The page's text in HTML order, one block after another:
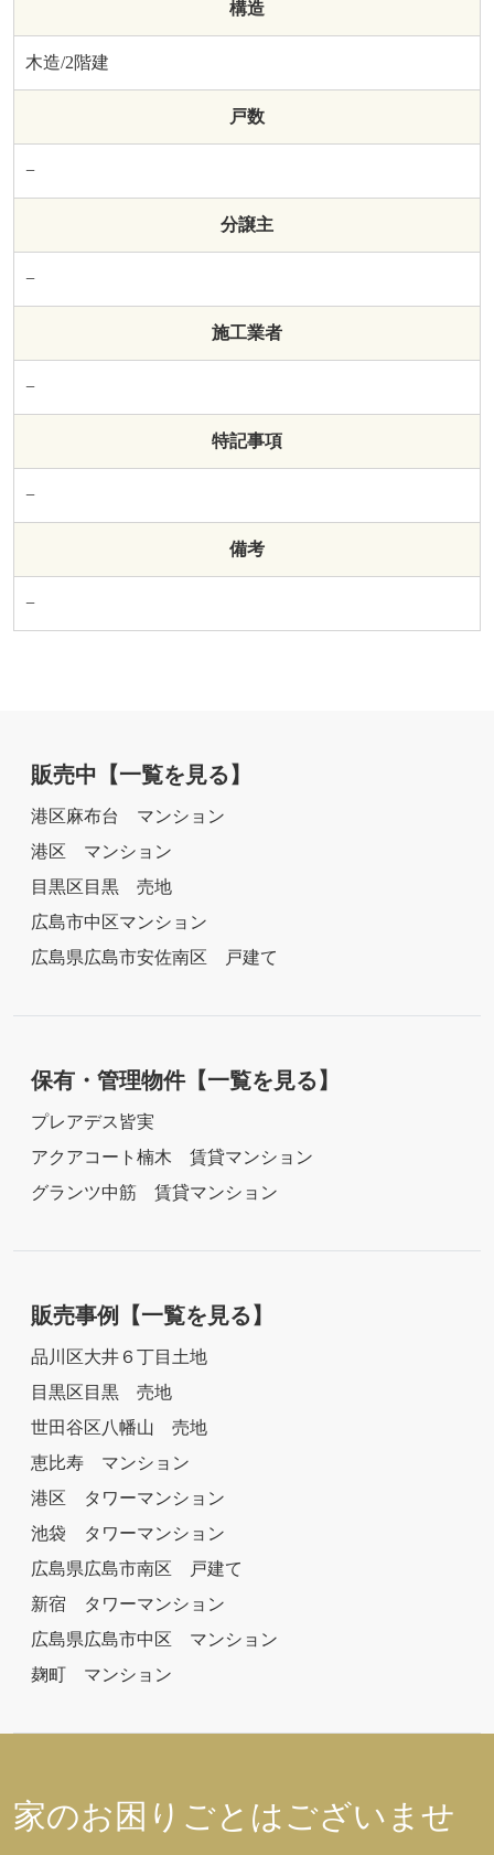
構造
木造/2階建
戸数
−
分譲主
−
施工業者
−
特記事項
−
備考
−
販売中 【一覧を見る】
港区麻布台 マンション
港区 マンション
目黒区目黒 売地
広島市中区マンション
広島県広島市安佐南区 戸建て
保有・管理物件【一覧を見る】
プレアデス皆実
アクアコート楠木 賃貸マンション
グランツ中筋 賃貸マンション
販売事例 【一覧を見る】
品川区大井６丁目土地
目黒区目黒 売地
世田谷区八幡山 売地
恵比寿 マンション
港区 タワーマンション
池袋 タワーマンション
広島県広島市南区 戸建て
新宿 タワーマンション
広島県広島市中区 マンション
麹町 マンション
家のお困りごとはございませ